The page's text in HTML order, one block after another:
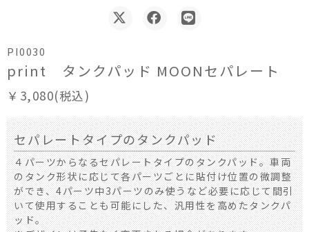
PI0030
print タンクパッド MOONセパレート
￥3,080(税込)
セパレートタイプのタンクパッド
４パーツからなるセパレートタイプのタンクパッド。車両
のタンク形状に応じて各パーツごとに貼付け位置の微調整
ができ、4パーツ中3パーツのみ使うなど必要に応じて間引
いて使用することも可能にした、汎用性を高めたタンクパ
ッド。